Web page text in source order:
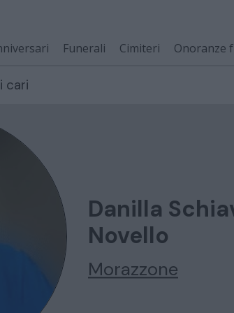
Funerali Cimiteri Onoranze
cari
Danilla
Novello
Morazzone